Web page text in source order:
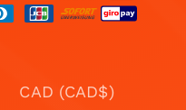
CAD (CAD$)